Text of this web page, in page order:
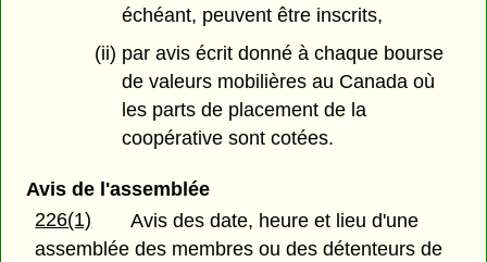
échéant, peuvent être inscrits,
(ii) par avis écrit donné à chaque bourse
de valeurs mobilières au Canada où
les parts de placement de la
coopérative sont cotées.
Avis de l'assemblée
226(1)
Avis des date, heure et lieu d'une
assemblée des membres ou des détenteurs de